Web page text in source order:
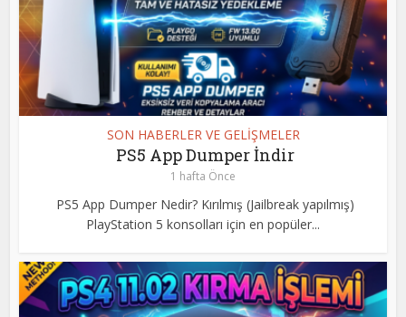
SON HABERLER VE GELİŞMELER
PS5 App Dumper İndir
1 hafta Önce
PS5 App Dumper Nedir? Kırılmış (Jailbreak yapılmış)
PlayStation 5 konsolları için en popüler...